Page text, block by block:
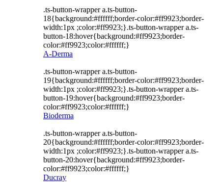
.ts-button-wrapper a.ts-button-
18{background:#ffffff;border-color:#ff9923;border-
width:1px ;color:#ff9923;}.ts-button-wrapper a.ts-
button-18:hover{background:#ff9923;border-
color:#ff9923;color:#ffffff;}
A-Derma
.ts-button-wrapper a.ts-button-
19{background:#ffffff;border-color:#ff9923;border-
width:1px ;color:#ff9923;}.ts-button-wrapper a.ts-
button-19:hover{background:#ff9923;border-
color:#ff9923;color:#ffffff;}
Bioderma
.ts-button-wrapper a.ts-button-
20{background:#ffffff;border-color:#ff9923;border-
width:1px ;color:#ff9923;}.ts-button-wrapper a.ts-
button-20:hover{background:#ff9923;border-
color:#ff9923;color:#ffffff;}
Ducray